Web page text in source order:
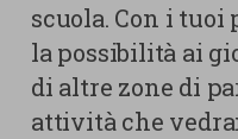
scuola. Con i tuoi
la possibilità ai
di altre zone di
attività che